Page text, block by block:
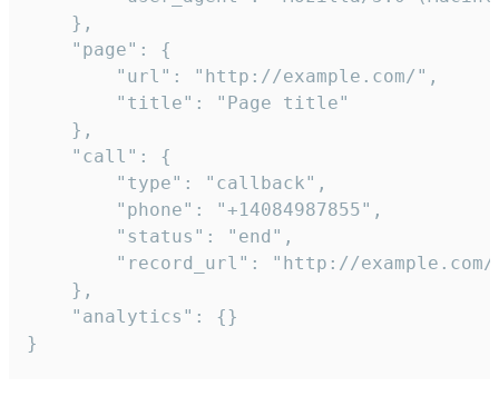
    },
    "page": {
        "url": "http://example.com/",
        "title": "Page title"
    },
    "call": {
        "type": "callback",
        "phone": "+14084987855",
        "status": "end",
"record_url": "http://
    },
    "analytics": {}
}